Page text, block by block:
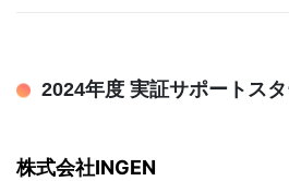
2024年度 実証サポートス
株式会社INGEN